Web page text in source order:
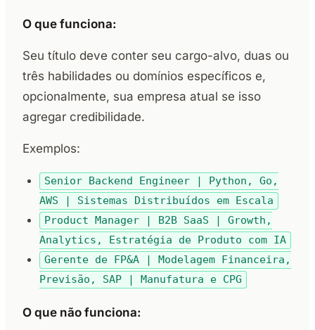
O que funciona:
Seu título deve conter seu cargo-alvo, duas ou
três habilidades ou domínios específicos e,
opcionalmente, sua empresa atual se isso
agregar credibilidade.
Exemplos:
Senior Backend Engineer | Python, Go,
AWS | Sistemas Distribuídos em Escala
Product Manager | B2B SaaS | Growth,
Analytics, Estratégia de Produto com IA
Gerente de FP&A | Modelagem Financeira,
Previsão, SAP | Manufatura e CPG
O que não funciona: